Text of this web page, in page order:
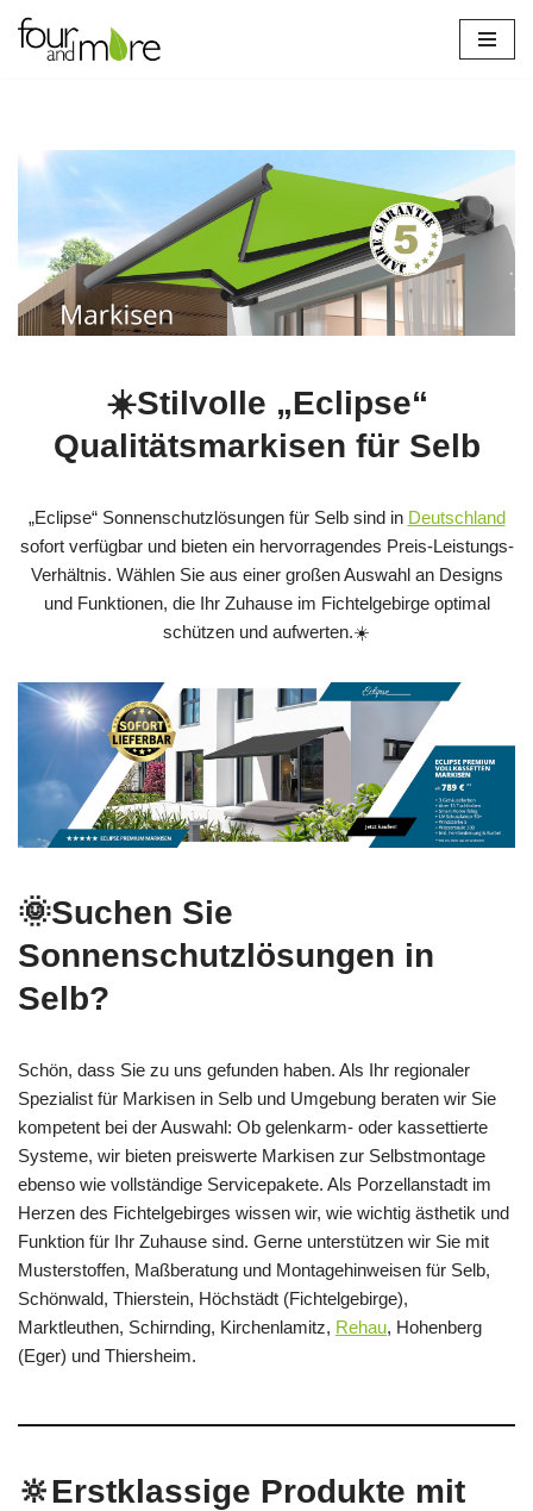
Zum
☀️Stilvolle „Eclipse“
Qualitätsmarkisen für Selb
„Eclipse“ Sonnenschutzlösungen für Selb sind in Deutschland
sofort verfügbar und bieten ein hervorragendes Preis-Leistungs-
Verhältnis. Wählen Sie aus einer großen Auswahl an Designs
und Funktionen, die Ihr Zuhause im Fichtelgebirge optimal
schützen und aufwerten.☀️
🌞Suchen Sie
Sonnenschutzlösungen in
Selb?
Schön, dass Sie zu uns gefunden haben. Als Ihr regionaler
Spezialist für Markisen in Selb und Umgebung beraten wir Sie
kompetent bei der Auswahl: Ob gelenkarm- oder kassettierte
Systeme, wir bieten preiswerte Markisen zur Selbstmontage
ebenso wie vollständige Servicepakete. Als Porzellanstadt im
Herzen des Fichtelgebirges wissen wir, wie wichtig ästhetik und
Funktion für Ihr Zuhause sind. Gerne unterstützen wir Sie mit
Musterstoffen, Maßberatung und Montagehinweisen für Selb,
Schönwald, Thierstein, Höchstädt (Fichtelgebirge),
Marktleuthen, Schirnding, Kirchenlamitz, Rehau, Hohenberg
(Eger) und Thiersheim.
🔆Erstklassige Produkte mit